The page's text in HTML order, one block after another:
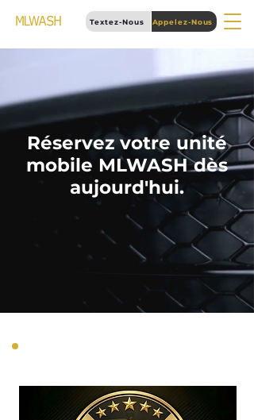
Textez-Nous Appelez-Nous
Réservez votre unité
mobile MLWASH dès
aujourd'hui.